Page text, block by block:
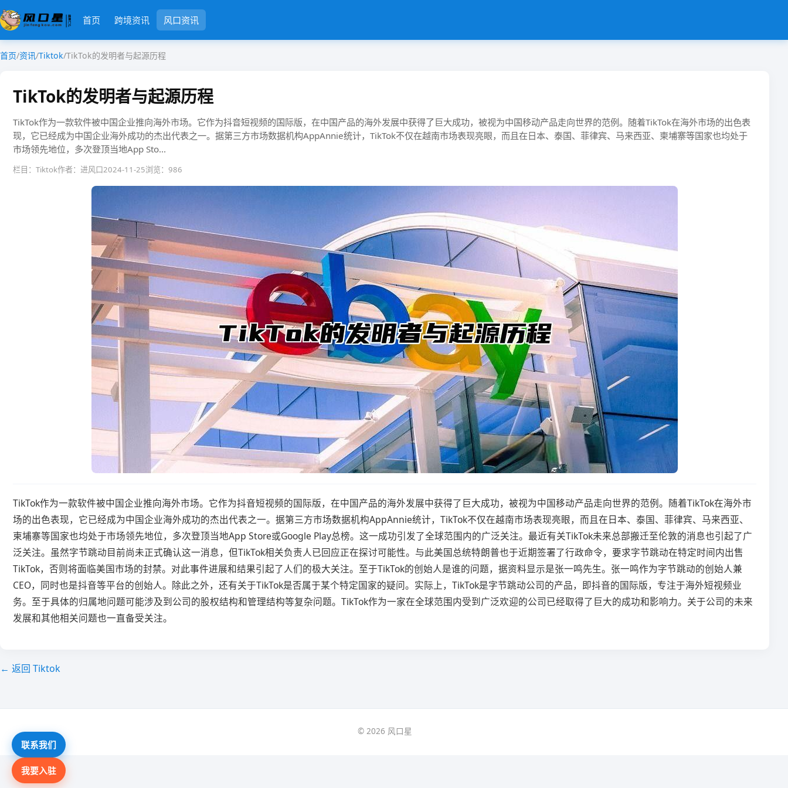
首页 跨境资讯 风口资讯
首页/资讯/Tiktok/TikTok的发明者与起源历程
TikTok的发明者与起源历程
TikTok作为一款软件被中国企业推向海外市场。它作为抖音短视频的国际版，在中国产品的海外发展中获得了巨大成功，被视为中国移动产品走向世界的范例。随着TikTok在海外市场的出色表
现，它已经成为中国企业海外成功的杰出代表之一。据第三方市场数据机构AppAnnie统计，TikTok不仅在越南市场表现亮眼，而且在日本、泰国、菲律宾、马来西亚、柬埔寨等国家也均处于
市场领先地位，多次登顶当地App Sto...
栏目：Tiktok作者：进风口2024-11-25浏览：986
TikTok作为一款软件被中国企业推向海外市场。它作为抖音短视频的国际版，在中国产品的海外发展中获得了巨大成功，被视为中国移动产品走向世界的范例。随着TikTok在海外市
场的出色表现，它已经成为中国企业海外成功的杰出代表之一。据第三方市场数据机构AppAnnie统计，TikTok不仅在越南市场表现亮眼，而且在日本、泰国、菲律宾、马来西亚、
柬埔寨等国家也均处于市场领先地位，多次登顶当地App Store或Google Play总榜。这一成功引发了全球范围内的广泛关注。最近有关TikTok未来总部搬迁至伦敦的消息也引起了广
泛关注。虽然字节跳动目前尚未正式确认这一消息，但TikTok相关负责人已回应正在探讨可能性。与此美国总统特朗普也于近期签署了行政命令，要求字节跳动在特定时间内出售
TikTok，否则将面临美国市场的封禁。对此事件进展和结果引起了人们的极大关注。至于TikTok的创始人是谁的问题，据资料显示是张一鸣先生。张一鸣作为字节跳动的创始人兼
CEO，同时也是抖音等平台的创始人。除此之外，还有关于TikTok是否属于某个特定国家的疑问。实际上，TikTok是字节跳动公司的产品，即抖音的国际版，专注于海外短视频业
务。至于具体的归属地问题可能涉及到公司的股权结构和管理结构等复杂问题。TikTok作为一家在全球范围内受到广泛欢迎的公司已经取得了巨大的成功和影响力。关于公司的未来
发展和其他相关问题也一直备受关注。
← 返回 Tiktok
© 2026 风口星
联系我们
我要入驻